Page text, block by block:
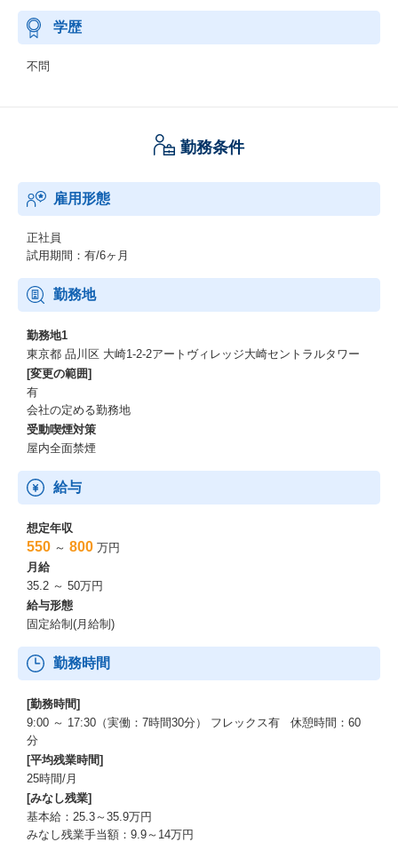
学歴
不問
勤務条件
雇用形態
正社員
試用期間：有/6ヶ月
勤務地
勤務地1
東京都 品川区 大崎1-2-2アートヴィレッジ大崎セントラルタワー
[変更の範囲]
有
会社の定める勤務地
受動喫煙対策
屋内全面禁煙
給与
想定年収
550 ～ 800 万円
月給
35.2 ～ 50万円
給与形態
固定給制(月給制)
勤務時間
[勤務時間]
9:00 ～ 17:30（実働：7時間30分） フレックス有 休憩時間：60
分
[平均残業時間]
25時間/月
[みなし残業]
基本給：25.3～35.9万円
みなし残業手当額：9.9～14万円